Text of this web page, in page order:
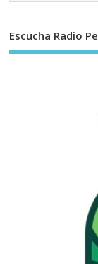
Escucha Radio